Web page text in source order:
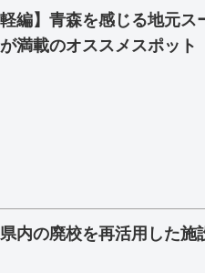
軽編】青森を感じる地元
満載のオススメスポット
内の廃校を再活用した施